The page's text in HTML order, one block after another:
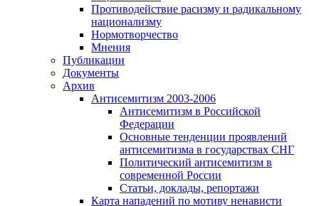
Противодействие расизму и радикальному
национализму
Нормотворчество
Мнения
Публикации
Документы
Архив
Антисемитизм 2003-2006
Антисемитизм в Российской
Федерации
Основные тенденции проявлений
антисемитизма в государствах СНГ
Политический антисемитизм в
современной России
Статьи, доклады, репортажи
Карта нападений по мотиву ненависти